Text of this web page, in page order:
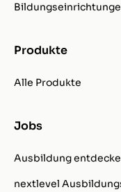
Produkte
Alle Produkte
Jobs
Ausbildung
nextlevel